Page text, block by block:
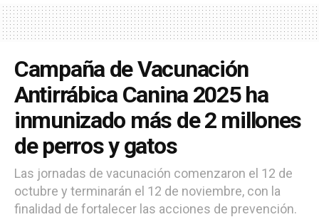
Campaña de Vacunación
Antirrábica Canina 2025 ha
inmunizado más de 2 millones
de perros y gatos
Las jornadas de vacunación comenzaron el 12 de
octubre y terminarán el 12 de noviembre, con la
finalidad de fortalecer las acciones de prevención.